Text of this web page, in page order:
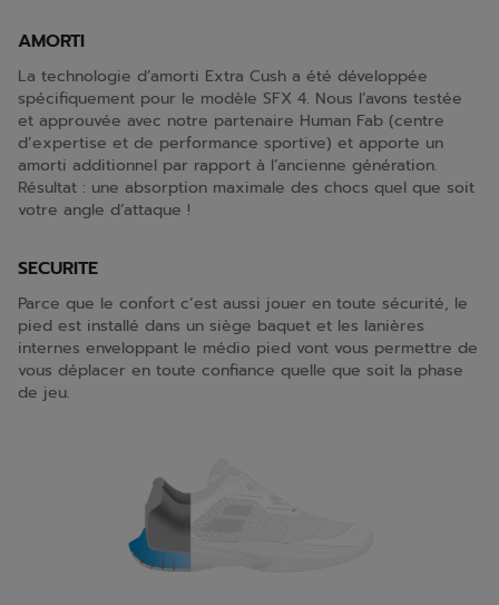
AMORTI
La technologie d’amorti Extra Cush a été développée
spécifiquement pour le modèle SFX 4. Nous l’avons testée
et approuvée avec notre partenaire Human Fab (centre
d’expertise et de performance sportive) et apporte un
amorti additionnel par rapport à l’ancienne génération.
Résultat : une absorption maximale des chocs quel que soit
votre angle d’attaque !
SECURITE
Parce que le confort c’est aussi jouer en toute sécurité, le
pied est installé dans un siège baquet et les lanières
internes enveloppant le médio pied vont vous permettre de
vous déplacer en toute confiance quelle que soit la phase
de jeu.